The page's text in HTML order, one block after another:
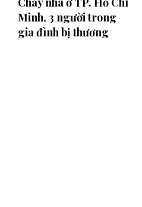
Minh, 3 người trong
gia đình bị thương